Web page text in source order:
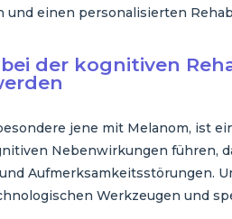
einen personalisierten
der kognitiven
jene mit Melanom, ist
Nebenwirkungen führen,
Aufmerksamkeitsstörungen.
Werkzeugen und